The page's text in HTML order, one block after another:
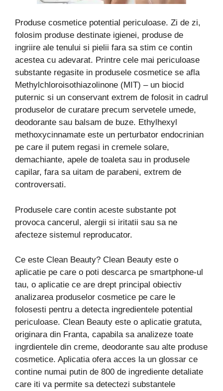
Produse cosmetice potential periculoase. Zi de zi,
folosim produse destinate igienei, produse de
ingriire ale tenului si pielii fara sa stim ce contin
acestea cu adevarat. Printre cele mai periculoase
substante regasite in produsele cosmetice se afla
Methylchloroisothiazolinone (MIT) – un biocid
puternic si un conservant extrem de folosit in cadrul
produselor de curatare precum servetele umede,
deodorante sau balsam de buze. Ethylhexyl
methoxycinnamate este un perturbator endocrinian
pe care il putem regasi in cremele solare,
demachiante, apele de toaleta sau in produsele
capilar, fara sa uitam de parabeni, extrem de
controversati.
Produsele care contin aceste substante pot
provoca cancerul, alergii si iritatii sau sa ne
afecteze sistemul reproducator.
Ce este Clean Beauty? Clean Beauty este o
aplicatie pe care o poti descarca pe smartphone-ul
tau, o aplicatie ce are drept principal obiectiv
analizarea produselor cosmetice pe care le
folosesti pentru a detecta ingredientele potential
periculoase. Clean Beauty este o aplicatie gratuta,
originara din Franta, capabila sa analizeze toate
ingrdientele din creme, deodorante sau alte produse
cosmetice. Aplicatia ofera acces la un glossar ce
contine numai putin de 800 de ingrediente detaliate
care iti va permite sa detectezi substantele